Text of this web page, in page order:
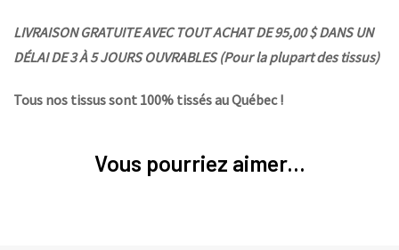
LIVRAISON GRATUITE AVEC TOUT ACHAT DE 95,00 $ DANS UN
DÉLAI DE 3 À 5 JOURS OUVRABLES (Pour la plupart des tissus)
Tous nos tissus sont 100% tissés au Québec !
Vous pourriez aimer...